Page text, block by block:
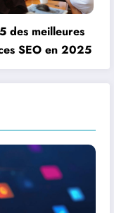
des meilleures
SEO en 2025